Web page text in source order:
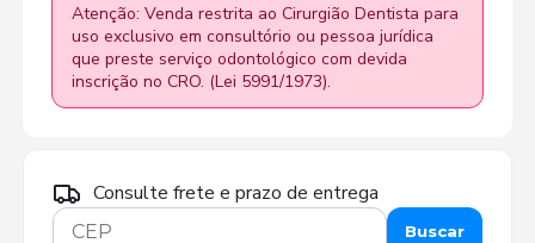
Atenção: Venda restrita ao Cirurgião Dentista para
uso exclusivo em consultório ou pessoa jurídica
que preste serviço odontológico com devida
inscrição no CRO. (Lei 5991/1973).
Consulte frete e prazo de entrega
Buscar